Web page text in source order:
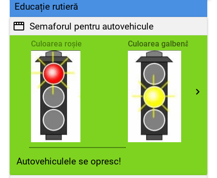
Educație rutieră
Semaforul pentru autovehicule
Culoarea roșie Culoarea galbenă
Autovehiculele se opresc!